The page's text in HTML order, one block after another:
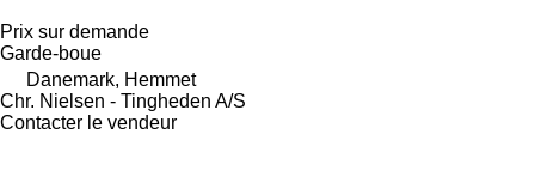
Prix sur demande
Garde-boue
Danemark, Hemmet
Chr. Nielsen - Tingheden A/S
Contacter le vendeur